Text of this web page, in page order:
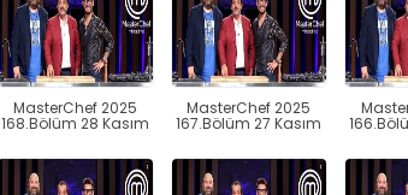
MasterChef 2025
168.Bölüm 28 Kasım
MasterChef 2025
167.Bölüm 27 Kasım